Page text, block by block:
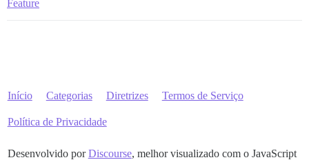
Feature
Início Categorias Diretrizes Termos de Serviço
Política de Privacidade
Desenvolvido porDiscourse, melhor visualizado com o JavaScript